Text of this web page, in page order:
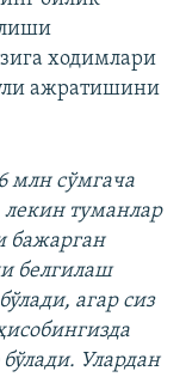
ходимлари
ажратишини
млн сўмгача
туманлар
бажарган
белгилаш
агар сиз
Улардан